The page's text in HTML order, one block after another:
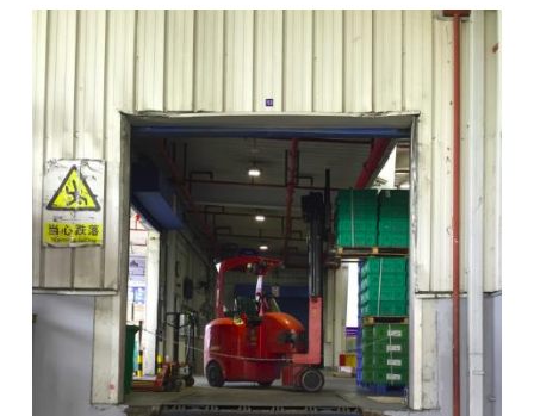
Dutch
ASIA PACIFIC
中文
MIDDLE EAST/AFRICA
English
招贤纳士
查找销售代表